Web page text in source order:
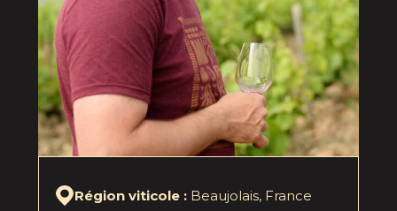
Région viticole : Beaujolais, France